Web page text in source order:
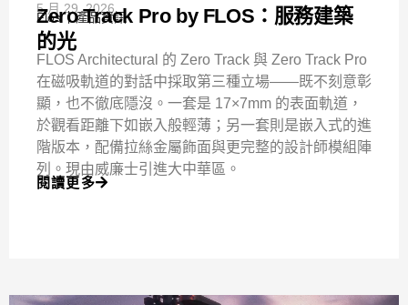
5 月 29, 2026
Flos 產品資訊
Zero Track Pro by FLOS：服務建築
的光
FLOS Architectural 的 Zero Track 與 Zero Track Pro
在磁吸軌道的對話中採取第三種立場——既不刻意彰
顯，也不徹底隱沒。一套是 17×7mm 的表面軌道，
於觀看距離下如嵌入般輕薄；另一套則是嵌入式的進
階版本，配備拉絲金屬飾面與更完整的設計師模組陣
列。現由威廉士引進大中華區。
閱讀更多